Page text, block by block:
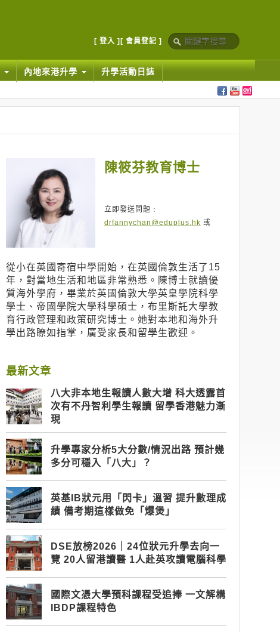
[ 登入 ] [ 會員登記 ]
內地來港升學 升學活動日誌
陳筱芬教育博士
立即發送問題﹕
drfannychan@eduplus.hk 或
從小在英國寄宿中學開始，在英國倫敦生活了15
年，對當地生活和地區非常熟悉。陳博士就讀優
質海外學府，畢業於英國倫敦大學英皇學院科學
學士、帝國學院大學科學碩士，布里斯託大學教
育行政管理和政策研究博士。她對本地和海外升
學出路瞭如指掌，廣受家長和留學生歡迎。
最新文章
八大非本地生報讀人數大增 科大透露首
次有不丹智利學生報讀 留學香港魅力漸
現
升學專家分析5大分數/情況出路 預計幾
多分可穩入「八大」？
英基IB狀元用「閃卡」溫習 提升數理成
績 備考期這樣做免「爆煲」
DSE放榜2026｜24位狀元升學去向一
覽 20人留港讀醫 1人赴英攻讀電腦科學
國際文憑大學預科課程受追捧 一文解構
IBDP課程特色